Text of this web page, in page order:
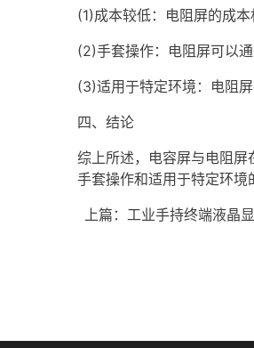
(1)成本较低：电阻屏的成
(2)手套操作：电阻屏可以
(3)适用于特定环境：电阻
四、结论
综上所述，电容屏与电阻屏
手套操作和适用于特定环境
上篇： 工业手持终端液晶